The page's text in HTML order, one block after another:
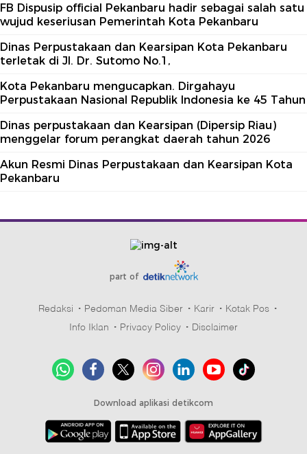
FB Dispusip official Pekanbaru hadir sebagai salah satu
wujud keseriusan Pemerintah Kota Pekanbaru
Dinas Perpustakaan dan Kearsipan Kota Pekanbaru
terletak di Jl. Dr. Sutomo No.1,
Kota Pekanbaru mengucapkan. Dirgahayu
Perpustakaan Nasional Republik Indonesia ke 45 Tahun
Dinas perpustakaan dan Kearsipan (Dipersip Riau)
menggelar forum perangkat daerah tahun 2026
Akun Resmi Dinas Perpustakaan dan Kearsipan Kota
Pekanbaru
part of
Redaksi Pedoman Media Siber Karir
Kotak Pos
Info Iklan
Privacy Policy Disclaimer
Download aplikasi detikcom